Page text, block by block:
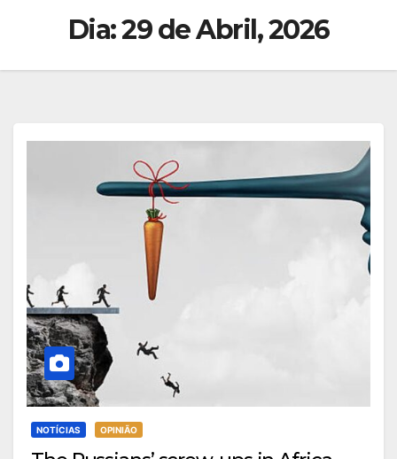
Dia:29 de Abril, 2026
NOTÍCIAS OPINIÃO